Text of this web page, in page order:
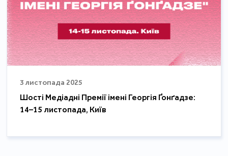
3 листопада 2025
Шості Медіадні Премії імені Георгія Ґонґадзе:
14–15 листопада, Київ